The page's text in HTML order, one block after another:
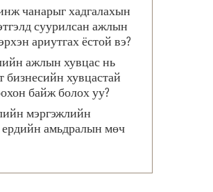
чанарыг хадгалахын
суурилсан ажлын
ариутгах ёстой вэ?
ажлын хувцас нь
бизнесийн хувцастай
байж болох уу?
мэргэжлийн
амьдралын мөч